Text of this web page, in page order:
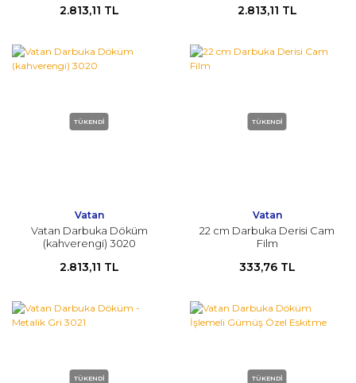
2.813,11 TL 2.813,11 TL
TÜKENDİ
Vatan
Vatan Darbuka Döküm
(kahverengi) 3020
2.813,11 TL
TÜKENDİ
Vatan
22 cm Darbuka Derisi Cam
Film
333,76 TL
TÜKENDİ TÜKENDİ